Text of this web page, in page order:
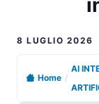
8 LUGLIO 2026
Home /
AI